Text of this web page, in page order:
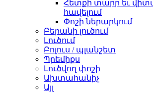
Հետքի տարր եւ
հավելում
Փոշի ներարկում
Բերանի լուծում
Լուծում
Բոլուս / պլանշետ
Պրեմիքս
Լուծվող փոշի
Ախտահանիչ
Այլ